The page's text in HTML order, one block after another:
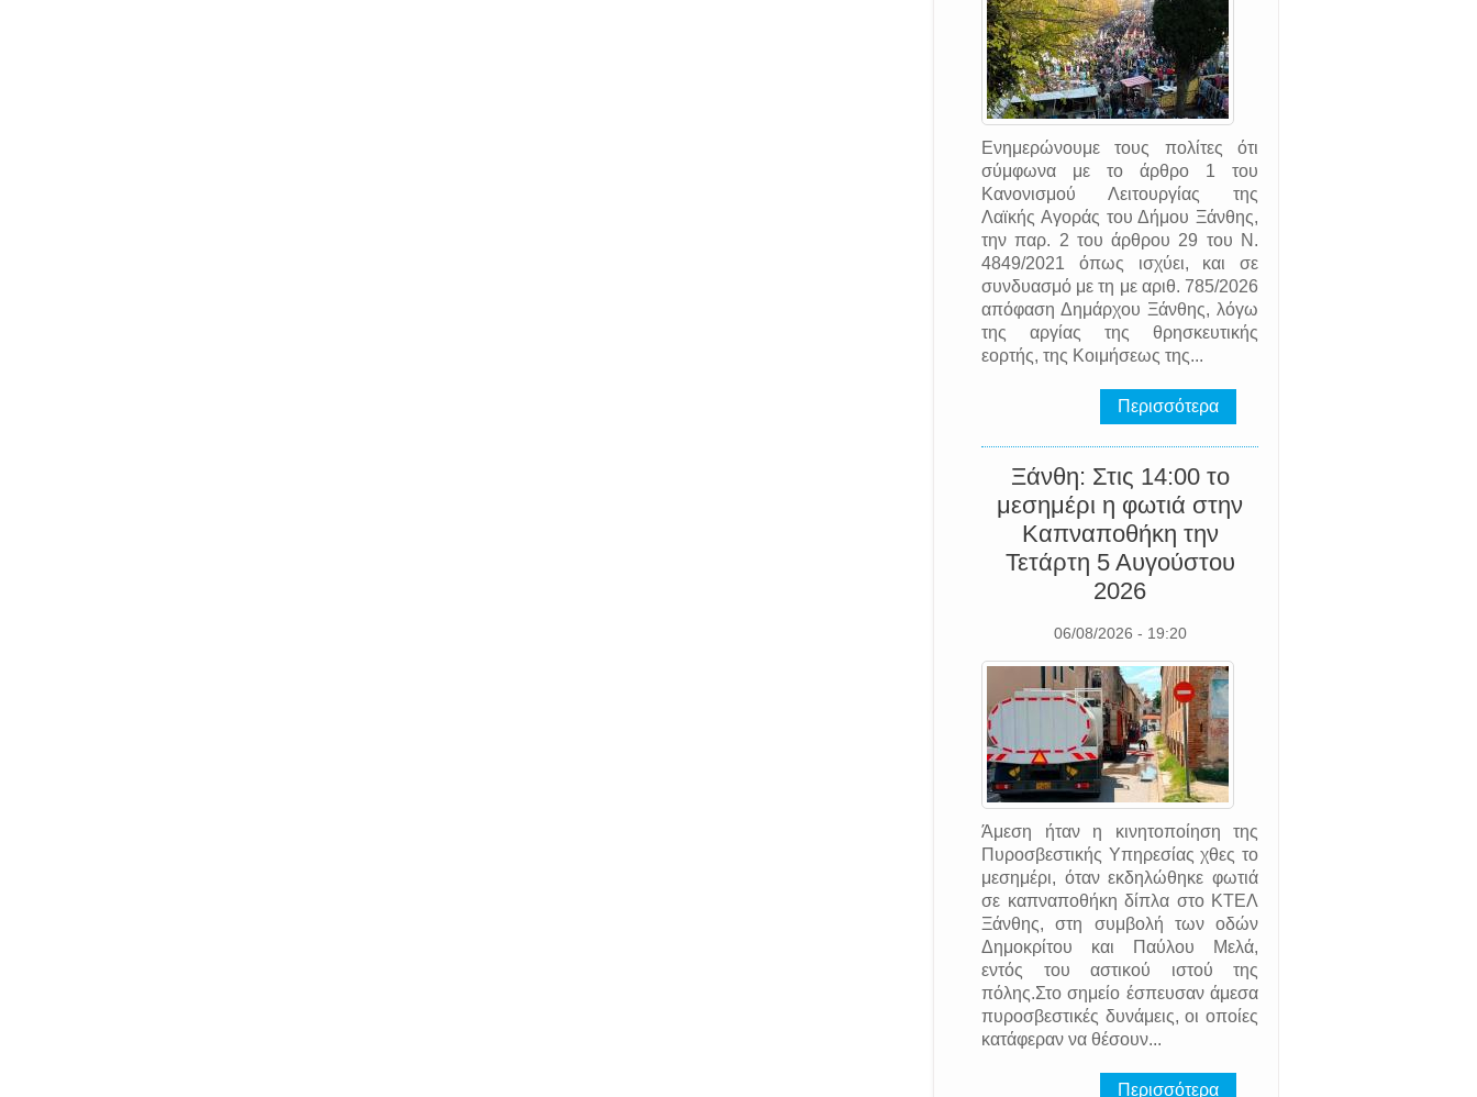
Ενημερώνουμε τους πολίτες ότι
σύμφωνα με το άρθρο 1 του
Κανονισμού Λειτουργίας της
Λαϊκής Αγοράς του Δήμου Ξάνθης,
την παρ. 2 του άρθρου 29 του Ν.
4849/2021 όπως ισχύει, και σε
συνδυασμό με τη με αριθ. 785/2026
απόφαση Δημάρχου Ξάνθης, λόγω
της αργίας της θρησκευτικής
εορτής, της Κοιμήσεως της...
Περισσότερα
Ξάνθη: Στις 14:00 το
μεσημέρι η φωτιά στην
Καπναποθήκη την
Τετάρτη 5 Αυγούστου
2026
06/08/2026 - 19:20
Άμεση ήταν η κινητοποίηση της
Πυροσβεστικής Υπηρεσίας χθες το
μεσημέρι, όταν εκδηλώθηκε φωτιά
σε καπναποθήκη δίπλα στο ΚΤΕΛ
Ξάνθης, στη συμβολή των οδών
Δημοκρίτου και Παύλου Μελά,
εντός του αστικού ιστού της
πόλης.Στο σημείο έσπευσαν άμεσα
πυροσβεστικές δυνάμεις, οι οποίες
κατάφεραν να θέσουν...
Περισσότερα